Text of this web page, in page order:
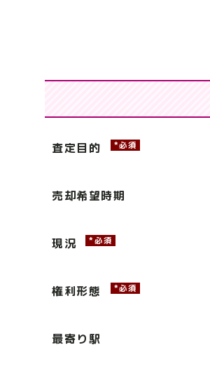
査定目的 *必須
売却希望時期
現況 *必須
権利形態 *必須
最寄り駅